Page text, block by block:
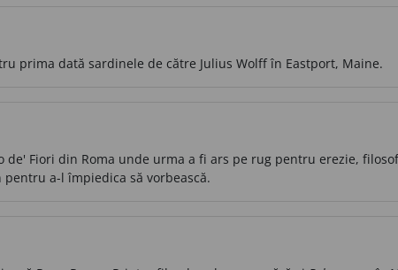
prima dată sardinele de către Julius Wolff în Eastport, Maine.
de' Fiori din Roma unde urma a fi ars pe rug pentru erezie,
a-l împiedica să vorbească.